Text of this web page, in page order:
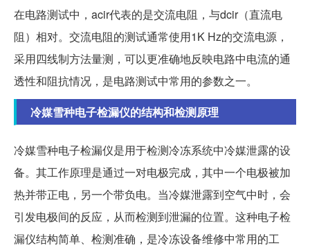
在电路测试中，acir代表的是交流电阻，与dcir（直流电
阻）相对。交流电阻的测试通常使用1K Hz的交流电源，
采用四线制方法量测，可以更准确地反映电路中电流的通
透性和阻抗情况，是电路测试中常用的参数之一。
冷媒雪种电子检漏仪的结构和检测原理
冷媒雪种电子检漏仪是用于检测冷冻系统中冷媒泄露的设
备。其工作原理是通过一对电极完成，其中一个电极被加
热并带正电，另一个带负电。当冷媒泄露到空气中时，会
引发电极间的反应，从而检测到泄漏的位置。这种电子检
漏仪结构简单、检测准确，是冷冻设备维修中常用的工